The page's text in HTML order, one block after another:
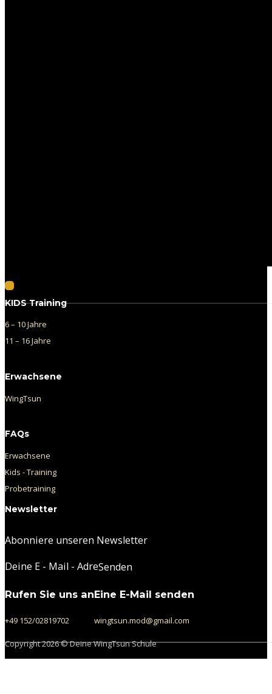
Follow us on Facebook
KIDS Training
6 – 10 Jahre
11 – 16 Jahre
Erwachsene
WingTsun
FAQs
Erwachsene
Kids - Training
Probetraining
Newsletter
Abonniere unseren Newsletter
Section
Senden
Rufen Sie uns an
+49 152/02819702
Eine E-Mail senden
wingtsun.mod@gmail.com
Copyright 2026 © Deine WingTsun Schule